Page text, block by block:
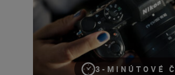
3-MINÚTOVÉ